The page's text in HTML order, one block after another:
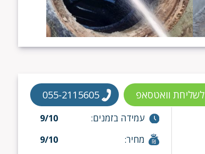
עמידה בזמנים:
9/10
מחיר:
9/10
לשליחת וואטסאפ 055-2115605